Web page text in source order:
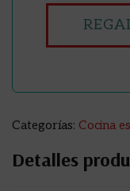
Categorías: Cocina
Detalles